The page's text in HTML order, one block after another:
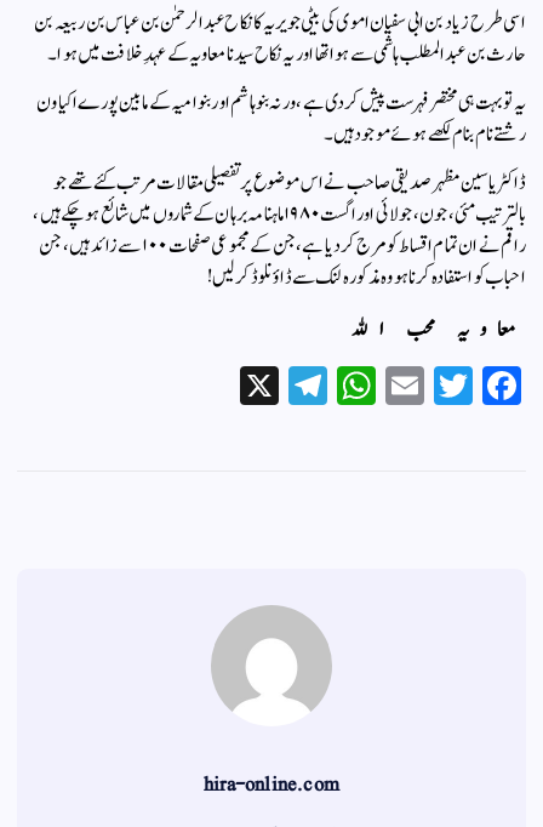
اسی طرح زیاد بن ابی سفیان اموی کی بیٹی جویریہ کا نکاح عبد الرحمٰن بن عباس بن ربیعہ بن
حارث بن عبد المطلب ہاشمی سے ہوا تھا اور یہ نکاح سیدنا معاویہ کے عہدِ خلافت میں ہوا۔
یہ تو بہت ہی مختصر فہرست پیش کردی ہے، ورنہ بنو ہاشم اور بنو امیہ کے مابین پورے اکیاون
رشتے نام بنام لکھے ہوئے موجود ہیں۔
ڈاکٹر یاسین مظہر صدیقی صاحب نے اس موضوع پر تفصیلی مقالات مرتب کئے تھے جو
بالترتیب مئی، جون، جولائی اور اگست ۱۹۸۰ ماہنامہ برہان کے شماروں میں شائع ہوچکے ہیں،
راقم نے ان تمام اقساط کو مرج کردیا ہے، جن کے مجموعی صفحات ۱۰۰ سے زائد ہیں، جن
احباب کو استفادہ کرنا ہو وہ مذکورہ لنک سے ڈاؤنلوڈ کرلیں!
معاویہ محب الله
Fa
T
E
W
Te
hira-online.com